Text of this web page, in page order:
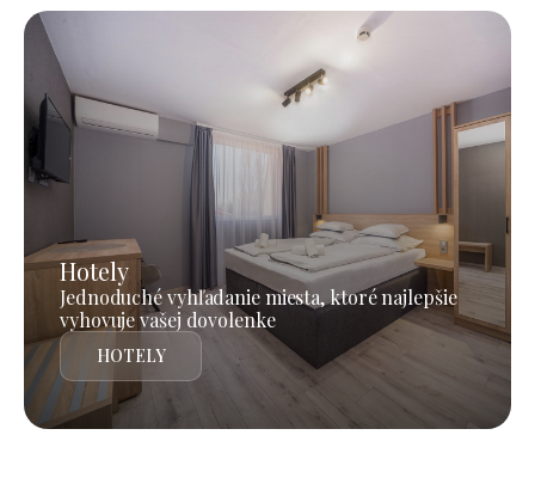
Hotely
Jednoduché vyhľadanie miesta, ktoré najlepšie
vyhovuje vašej dovolenke
HOTELY